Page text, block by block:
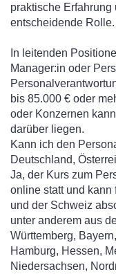
praktische
entscheidende Rolle.
In leitenden
Manager:in oder
bis 85.000 € oder
oder Konzernen
darüber liegen.
Kann ich den
Deutschland,
Ja, der Kurs zum
online statt und kann
und der Schweiz
unter anderem aus
Württemberg,
Hamburg, Hessen,
Niedersachsen,